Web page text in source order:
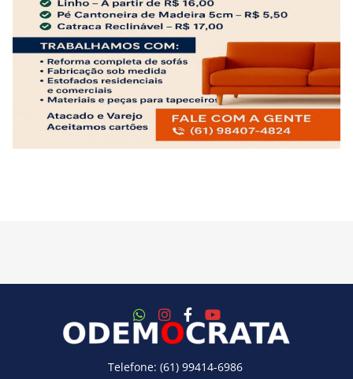
Telefone: (61) 99414-6986